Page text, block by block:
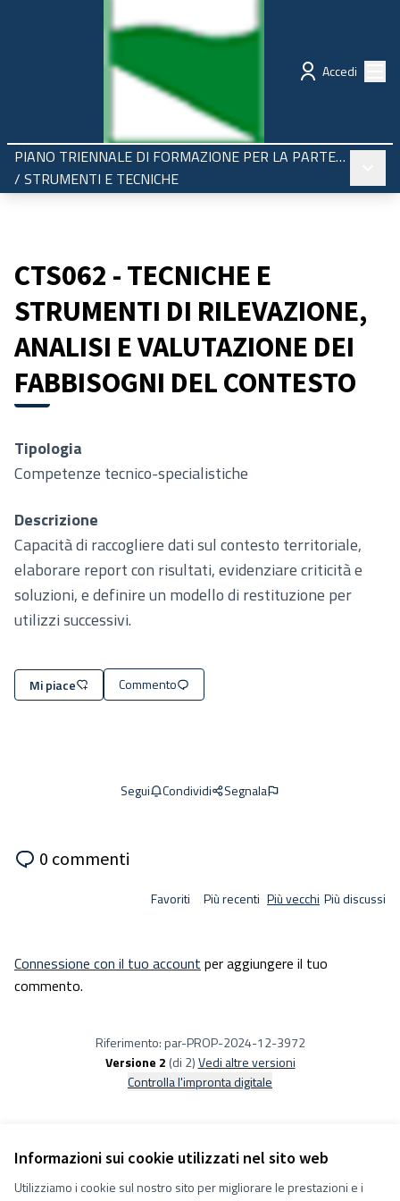
Informazioni sui cookie utilizzati nel sito web
Utilizziamo i cookie sul nostro sito per migliorare le prestazioni e i
Regione Emilia-Romagna Partecipazione
Accedi
PIANO TRIENNALE DI FORMAZIONE PER LA PARTECIPAZIONE 2025-2027
/ STRUMENTI E TECNICHE
CTS062 - TECNICHE E
STRUMENTI DI RILEVAZIONE,
ANALISI E VALUTAZIONE DEI
FABBISOGNI DEL CONTESTO
Tipologia
Competenze tecnico-specialistiche
Descrizione
Capacità di raccogliere dati sul contesto territoriale,
elaborare report con risultati, evidenziare criticità e
soluzioni, e definire un modello di restituzione per
utilizzi successivi.
Mi piace Commento
Segui Condividi Segnala
0 commenti
Favoriti Più recenti Più vecchi Più discussi
Connessione con il tuo account per aggiungere il tuo
commento.
Riferimento: par-PROP-2024-12-3972
Versione 2 (di 2) vedi altre versioni
Controlla l'impronta digitale
Termini e condizioni d''uso